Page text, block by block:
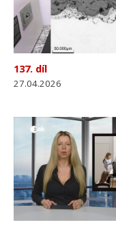
137. díl
27.04.2026